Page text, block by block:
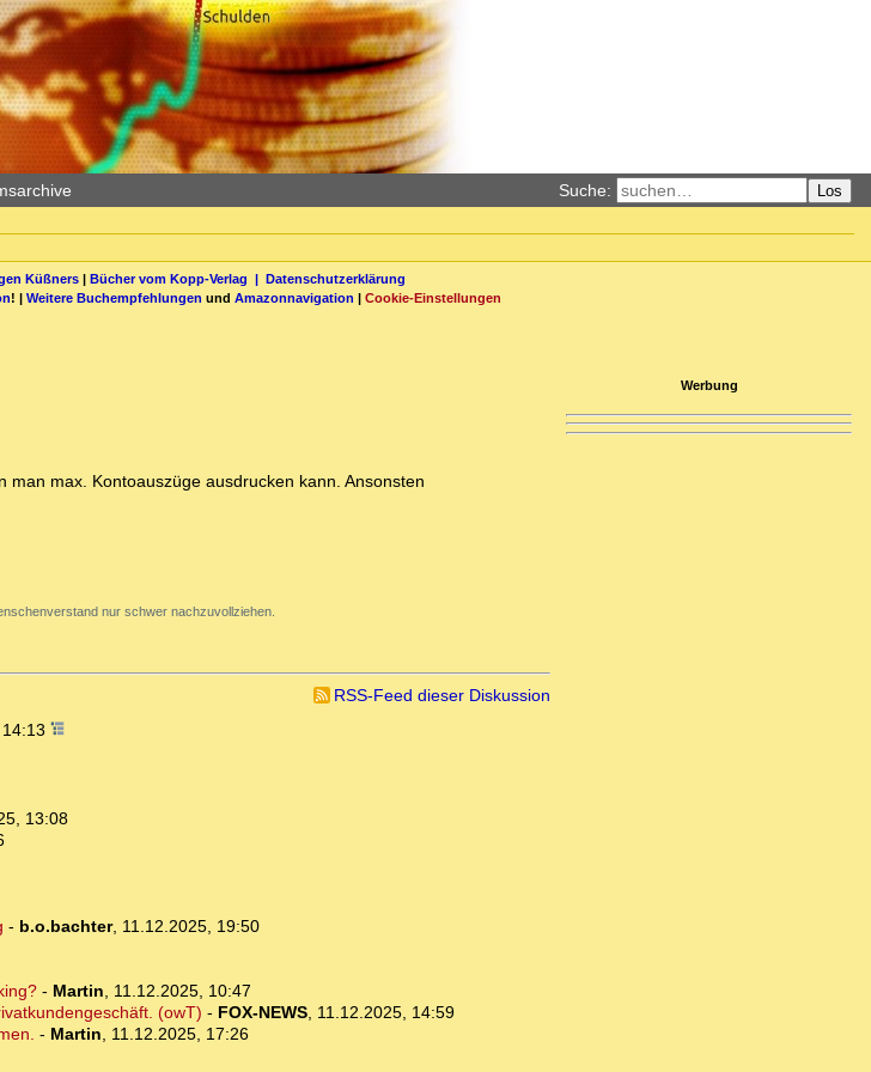
Suche: Los
Küßners| Bücher vom Kopp-Verlag | Datenschutzerklärung
! | Weitere Buchempfehlungen und Amazonnavigation | Cookie-Einstellungen
max. Kontoauszüge ausdrucken kann. Ansonsten
nur schwer nachzuvollziehen.
RSS-Feed dieser Diskussion
13:08
- b.o.bachter, 11.12.2025, 19:50
- Martin, 11.12.2025, 10:47
(owT) - FOX-NEWS, 11.12.2025, 14:59
- Martin, 11.12.2025, 17:26
Werbung